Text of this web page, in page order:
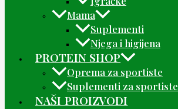
Mama
Suplementi
Njega i higijena
PROTEIN SHOP
Oprema za sportiste
Suplementi za sportiste
NAŠI PROIZVODI